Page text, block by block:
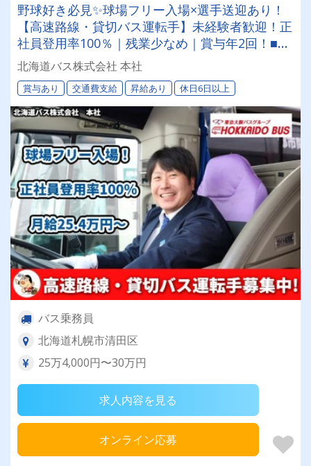
野球好き必見✨球場フリー入場×選手送迎あり！
【高速路線・貸切バス運転手】未経験者歓迎！正
社員登用率100％｜残業少なめ｜賞与年2回！■従
業員約1,200名、車両400台。全国に展開する東
京バスグループのグループ会社です！
北海道バス株式会社 本社
賞与あり 交通費支給 昇給あり 休日6日以上
バス乗務員
北海道札幌市清田区
25万4,000円〜30万円
求人内容を見る
オンライン応募